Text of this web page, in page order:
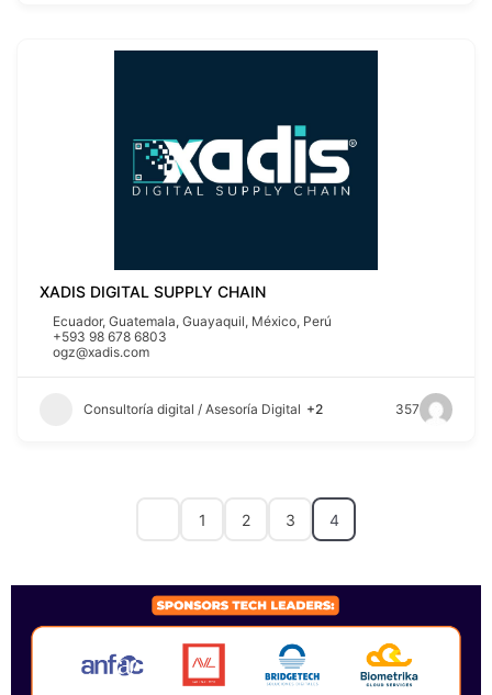
XADIS DIGITAL SUPPLY CHAIN
Ecuador, Guatemala, Guayaquil, México, Perú
+593 98 678 6803
ogz@xadis.com
Consultoría digital / Asesoría Digital +2 357
1 2 3 4